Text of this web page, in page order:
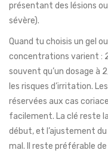
présentant des lésions
sévère).
Quand tu choisis un gel
concentrations varient :
souvent qu’un dosage à
les risques d’irritation.
réservées aux cas
facilement. La clé reste
début, et l’ajustement
mal. Il reste préférable